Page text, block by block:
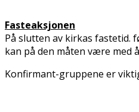
Fasteaksjonen
På slutten av kirkas fastetid.
kan på den måten være med
Konfirmant-gruppene er